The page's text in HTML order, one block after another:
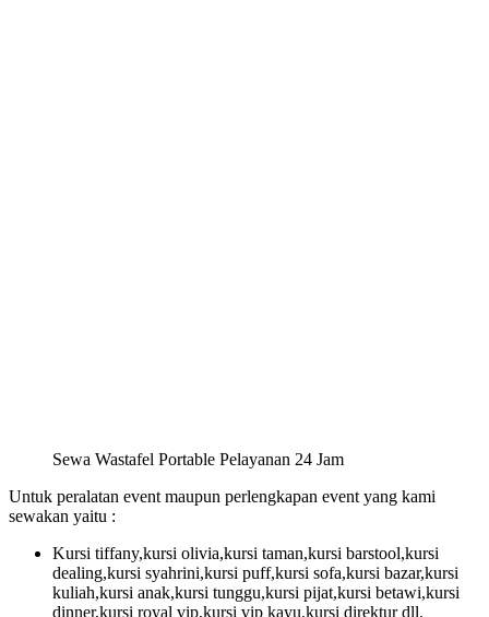
Sewa Wastafel Portable Pelayanan 24 Jam
Untuk peralatan event maupun perlengkapan event yang kami
sewakan yaitu :
Kursi tiffany,kursi olivia,kursi taman,kursi barstool,kursi
dealing,kursi syahrini,kursi puff,kursi sofa,kursi bazar,kursi
kuliah,kursi anak,kursi tunggu,kursi pijat,kursi betawi,kursi
dinner,kursi royal vip,kursi vip kayu,kursi direktur dll.